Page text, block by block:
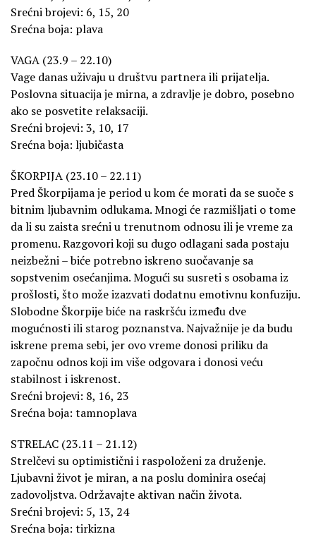
Srećni brojevi: 6, 15, 20
Srećna boja: plava
VAGA (23.9 – 22.10)
Vage danas uživaju u društvu partnera ili prijatelja.
Poslovna situacija je mirna, a zdravlje je dobro, posebno
ako se posvetite relaksaciji.
Srećni brojevi: 3, 10, 17
Srećna boja: ljubičasta
ŠKORPIJA (23.10 – 22.11)
Pred Škorpijama je period u kom će morati da se suoče s
bitnim ljubavnim odlukama. Mnogi će razmišljati o tome
da li su zaista srećni u trenutnom odnosu ili je vreme za
promenu. Razgovori koji su dugo odlagani sada postaju
neizbežni – biće potrebno iskreno suočavanje sa
sopstvenim osećanjima. Mogući su susreti s osobama iz
prošlosti, što može izazvati dodatnu emotivnu konfuziju.
Slobodne Škorpije biće na raskršću između dve
mogućnosti ili starog poznanstva. Najvažnije je da budu
iskrene prema sebi, jer ovo vreme donosi priliku da
započnu odnos koji im više odgovara i donosi veću
stabilnost i iskrenost.
Srećni brojevi: 8, 16, 23
Srećna boja: tamnoplava
STRELAC (23.11 – 21.12)
Strelčevi su optimistični i raspoloženi za druženje.
Ljubavni život je miran, a na poslu dominira osećaj
zadovoljstva. Održavajte aktivan način života.
Srećni brojevi: 5, 13, 24
Srećna boja: tirkizna